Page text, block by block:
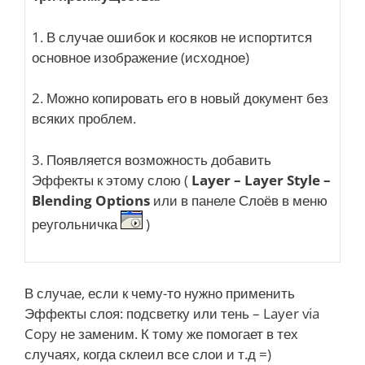
1. В случае ошибок и косяков не испортится
основное изображение (исходное)
2. Можно копировать его в новый документ без
всяких проблем.
3. Появляется возможность добавить
Эффекты к этому слою ( Layer – Layer Style –
Blending Options или в панеле Слоёв в меню
реугольничка
)
В случае, если к чему-то нужно применить
Эффекты слоя: подсветку или тень – Layer via
Copy не заменим. К тому же помогает в тех
случаях, когда склеил все слои и т.д =)